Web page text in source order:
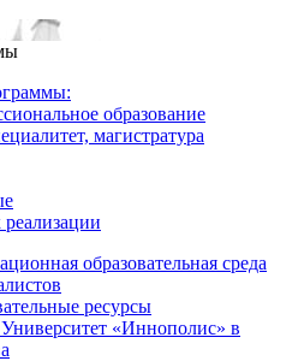
образование
магистратура
образовательная среда
ресурсы
«Иннополис» в